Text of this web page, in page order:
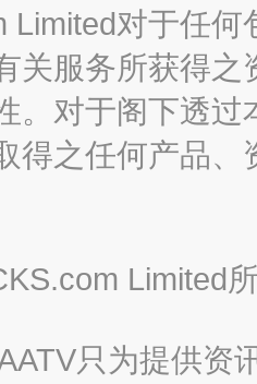
Limited对于任
关服务所获得
。对于阁下透
得之任何产品
Limited
只为提供资